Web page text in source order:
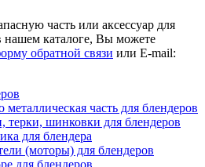
часть или аксессуар для
нашем каталоге, Вы можете
обратной связи или E-mail:
металлическая часть для блендеров
терки, шинковки для блендеров
для блендера
(моторы) для блендеров
для блендеров